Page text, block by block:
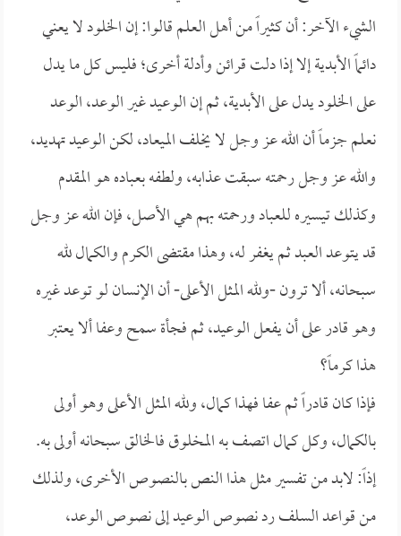
الشيء الآخر: أن كثيراً من أهل العلم قالوا: إن الخلود لا يعني
دائماً الأبدية إلا إذا دلت قرائن وأدلة أخرى؛ فليس كل ما يدل
على الخلود يدل على الأبدية، ثم إن الوعيد غير الوعد، الوعد
نعلم جزماً أن الله عز وجل لا يخلف الميعاد، لكن الوعيد تهديد،
والله عز وجل رحمته سبقت عذابه، ولطفه بعباده هو المقدم
وكذلك تيسيره للعباد ورحمته بهم هي الأصل، فإن الله عز وجل
قد يتوعد العبد ثم يغفر له، وهذا مقتضى الكرم والكمال لله
سبحانه، ألا ترون -ولله المثل الأعلى- أن الإنسان لو توعد غيره
وهو قادر على أن يفعل الوعيد، ثم فجأة سمح وعفا ألا يعتبر
هذا كرماً؟
فإذا كان قادراً ثم عفا فهذا كمال، ولله المثل الأعلى وهو أولى
بالكمال، وكل كمال اتصف به المخلوق فالخالق سبحانه أولى به.
إذاً: لابد من تفسير مثل هذا النص بالنصوص الأخرى، ولذلك
من قواعد السلف رد نصوص الوعيد إلى نصوص الوعد،